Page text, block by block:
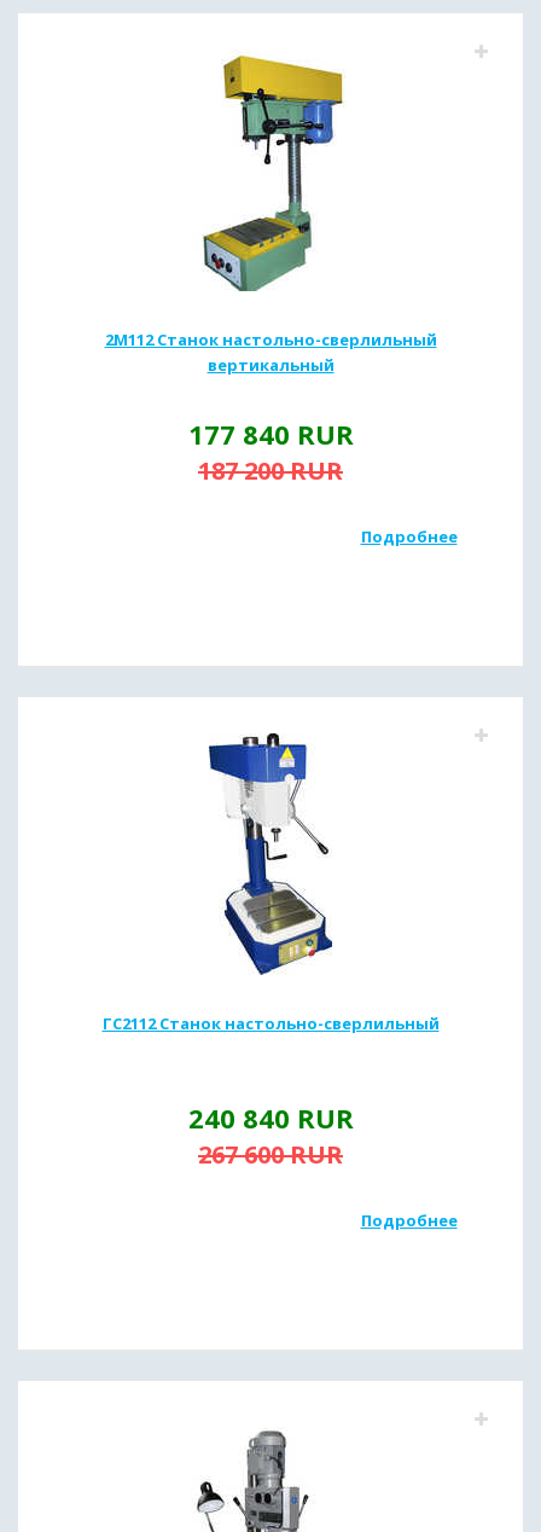
2М112 Станок настольно-сверлильный
вертикальный
177 840 RUR
187 200RUR
Подробнее
ГС2112 Станок настольно-сверлильный
240 840 RUR
267 600RUR
Подробнее